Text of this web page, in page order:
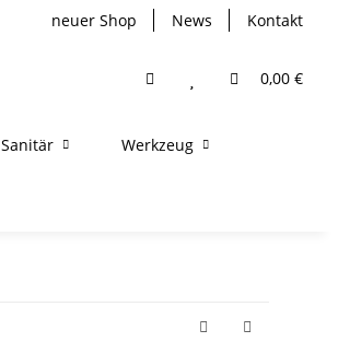
neuer Shop News Kontakt
0,00 €
Sanitär Werkzeug